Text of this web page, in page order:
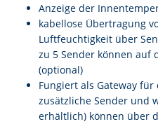
Anzeige der
kabellose Übertragung
Luftfeuchtigkeit über
zu 5 Sender können auf
(optional)
Fungiert als Gateway für
zusätzliche Sender und
erhältlich) können über